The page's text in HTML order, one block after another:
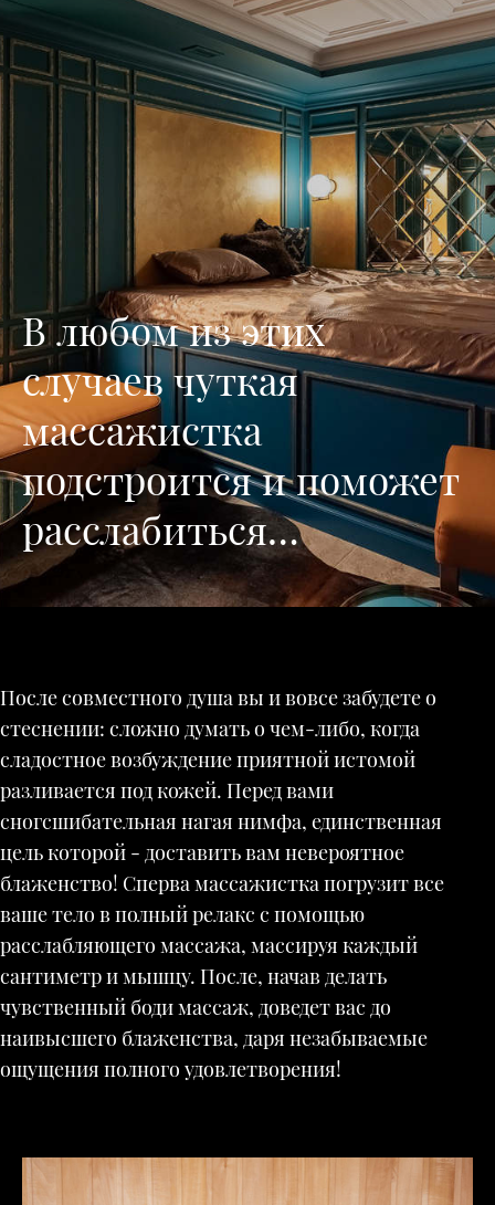
В любом из этих
случаев чуткая
массажистка
подстроится и поможет
расслабиться…
После совместного душа вы и вовсе забудете о
стеснении: сложно думать о чем-либо, когда
сладостное возбуждение приятной истомой
разливается под кожей. Перед вами
сногсшибательная нагая нимфа, единственная
цель которой - доставить вам невероятное
блаженство! Сперва массажистка погрузит все
ваше тело в полный релакс с помощью
расслабляющего массажа, массируя каждый
сантиметр и мышцу. После, начав делать
чувственный боди массаж, доведет вас до
наивысшего блаженства, даря незабываемые
ощущения полного удовлетворения!